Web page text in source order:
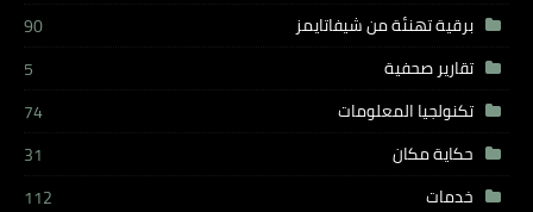
برقية تهنئة من شيفاتايمز
90
تقارير صحفية
5
تكنولجيا المعلومات
74
حكاية مكان
31
خدمات
112